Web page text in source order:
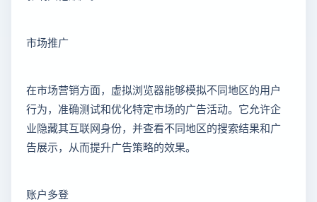
市场推广
在市场营销方面，虚拟浏览器能够模拟不同地区的用户
行为，准确测试和优化特定市场的广告活动。它允许企
业隐藏其互联网身份，并查看不同地区的搜索结果和广
告展示，从而提升广告策略的效果。
账户多登